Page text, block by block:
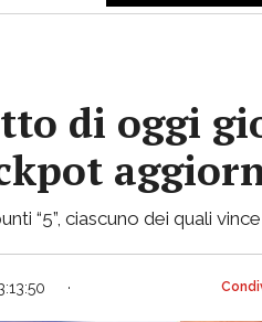
di oggi
“5”, ciascuno dei quali